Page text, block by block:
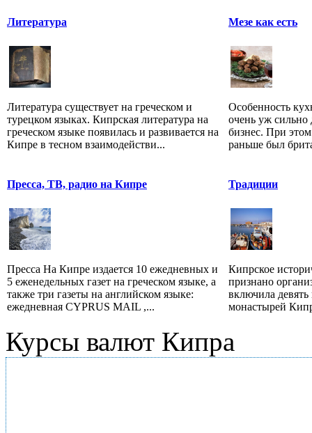
Литература
Литература существует на греческом и
турецком языках. Кипрская литература на
греческом языке появилась и развивается на
Кипре в тесном взаимодействи...
Пресса, ТВ, радио на Кипре
Пресса На Кипре издается 10 ежедневных и
5 еженедельных газет на греческом языке, а
также три газеты на английском языке:
ежедневная CYPRUS MAIL ,...
Мезе как есть
Особенность
очень уж сильно
бизнес. При
раньше был
Традиции
Кипрское
признано
включила
монастырей
Курсы валют Кипра